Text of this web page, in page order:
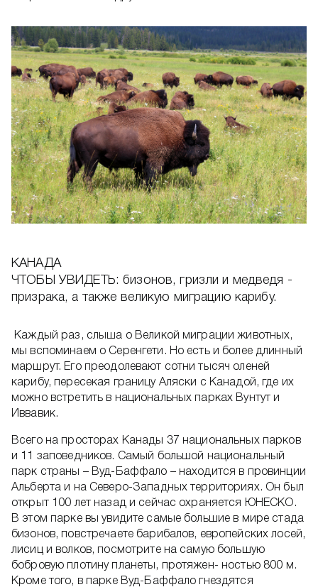
КАНАДА
ЧТОБЫ УВИДЕТЬ: бизонов, гризли и медведя -
призрака, а также великую миграцию карибу.
Каждый раз, слыша о Великой миграции животных,
мы вспоминаем о Серенгети. Но есть и более длинный
маршрут. Его преодолевают сотни тысяч оленей
карибу, пересекая границу Аляски с Канадой, где их
можно встретить в национальных парках Вунтут и
Иввавик.
Всего на просторах Канады 37 национальных парков
и 11 заповедников. Самый большой национальный
парк страны – Вуд-Баффало – находится в провинции
Альберта и на Северо-Западных территориях. Он был
открыт 100 лет назад и сейчас охраняется ЮНЕСКО.
В этом парке вы увидите самые большие в мире стада
бизонов, повстречаете барибалов, европейских лосей,
лисиц и волков, посмотрите на самую большую
бобровую плотину планеты, протяжен- ностью 800 м.
Кроме того, в парке Вуд-Баффало гнездятся